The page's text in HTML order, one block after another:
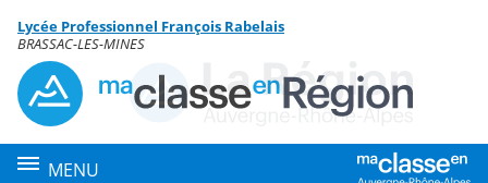
Menu de la rubrique
Contenu
Lycée Professionnel François Rabelais
BRASSAC-LES-MINES
MENU